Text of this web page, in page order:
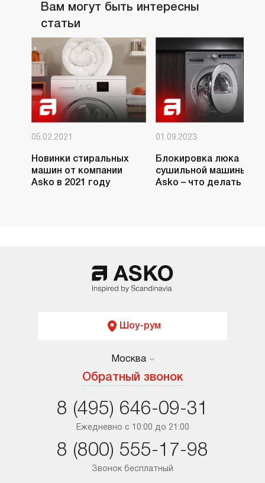
клапан. Так повышается эффективность
работы.
Встроенный диммер позволяет
регулировать уровень яркости
освещения.
В данной модели интенсивный режим
может достигнуть производительности
620 куб.м/час. После 6 минут работы
до ранее установленной настройки.
После активации таймера устройство
Вам могут быть интересны
статьи
05.02.2021
Новинки стиральных
машин от компании
Asko в 2021 году
01.09.2023
Блокировка люка
сушильной машины
Asko – что делать
Шоу-рум
Москва
Обратный звонок
Москва
Ростов-на-Дону
Ежедневно с 10:00 до 21:00
8 (495) 646-09-31
Звонок бесплатный
8 (800) 555-17-98